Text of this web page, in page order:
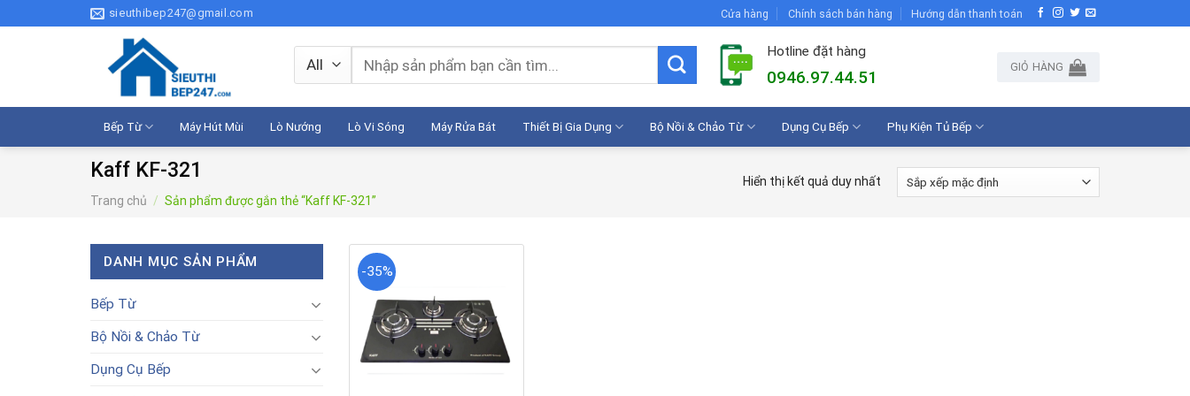
to
sieuthibep247@gmail.com Cửa hàng Chính sách bán hàng Hướng dẫn thanh toán
Tìm
kiếm:
Hotline đặt hàng
0946.97.44.51
GIỎ HÀNG
Bếp Từ Máy Hút Mùi Lò Nướng Lò Vi Sóng Máy Rửa Bát Thiết Bị Gia Dụng Bộ Nồi & Chảo Từ Dụng Cụ Bếp Phụ Kiện Tủ Bếp
Kaff KF-321
Trang chủ / Sản phẩm được gắn thẻ “Kaff KF-321”
Hiển thị kết quả duy nhất
DANH MỤC SẢN PHẨM
Bếp Từ
Bộ Nồi & Chảo Từ
Dụng Cụ Bếp
-35%